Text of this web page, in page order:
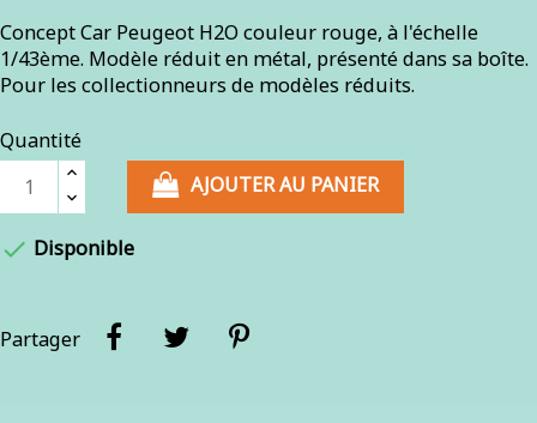
Concept Car Peugeot H2O couleur rouge, à l'échelle
1/43ème. Modèle réduit en métal, présenté dans sa boîte.
Pour les collectionneurs de modèles réduits.
Quantité
AJOUTER AU PANIER
 Disponible
Partager